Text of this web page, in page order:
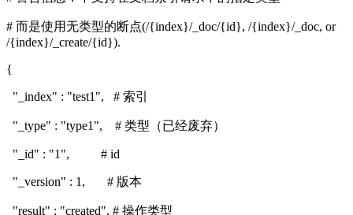
# 而是使用无类型的断点(/{index}/_doc/{id}, /{index}/_doc, or
/{index}/_create/{id}).
{
"_index" : "test1", # 索引
"_type" : "type1", # 类型（已经废弃）
"_id" : "1", # id
"_version" : 1, # 版本
"result" : "created", # 操作类型